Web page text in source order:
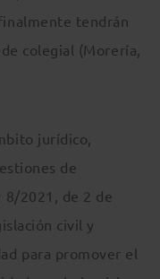
tendrán
colegial (Morería,
jurídico,
de
8/2021, de 2 de
civil y
para promover el